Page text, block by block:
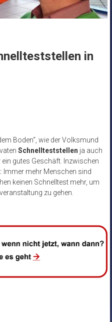
in
Boden“, wie der Volksmund
Schnellteststellen ja auch
gutes Geschäft. Inzwischen
: Immer mehr Menschen sind
keinen Schnelltest mehr, um
zu gehen.